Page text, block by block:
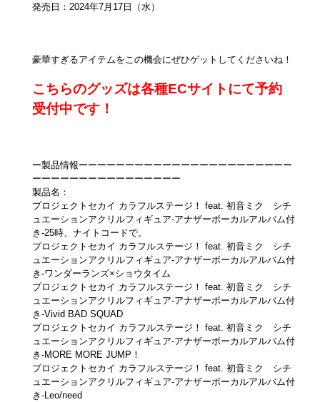
発売日：2024年7月17日（水）
豪華すぎるアイテムをこの機会にぜひゲットしてくださいね！
こちらのグッズは各種ECサイトにて予約
受付中です！
ー製品情報ーーーーーーーーーーーーーーーーーーーーーーー
ーーーーーーーーーーーーーーーー
製品名：
プロジェクトセカイ カラフルステージ！ feat. 初音ミク シチ
ュエーションアクリルフィギュア‐アナザーボーカルアルバム付
き‐25時、ナイトコードで。
プロジェクトセカイ カラフルステージ！ feat. 初音ミク シチ
ュエーションアクリルフィギュア‐アナザーボーカルアルバム付
き‐ワンダーランズ×ショウタイム
プロジェクトセカイ カラフルステージ！ feat. 初音ミク シチ
ュエーションアクリルフィギュア‐アナザーボーカルアルバム付
き‐Vivid BAD SQUAD
プロジェクトセカイ カラフルステージ！ feat. 初音ミク シチ
ュエーションアクリルフィギュア‐アナザーボーカルアルバム付
き‐MORE MORE JUMP！
プロジェクトセカイ カラフルステージ！ feat. 初音ミク シチ
ュエーションアクリルフィギュア‐アナザーボーカルアルバム付
き‐Leo/need